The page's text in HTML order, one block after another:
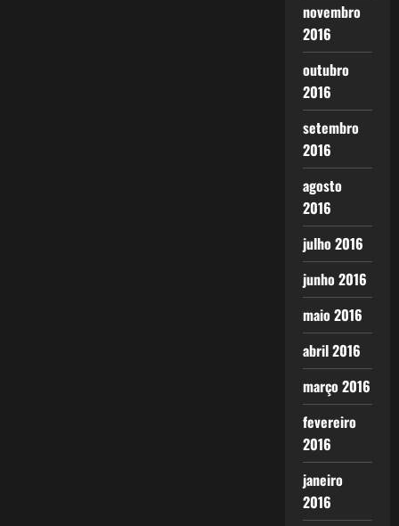
novembro
2016
outubro
2016
setembro
2016
agosto
2016
julho 2016
junho 2016
maio 2016
abril 2016
março 2016
fevereiro
2016
janeiro
2016